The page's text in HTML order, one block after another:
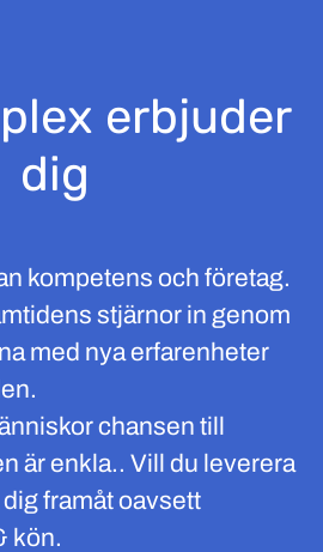
erbjuder
dig
kompetens och företag.
stjärnor in genom
med nya erfarenheter
chansen till
är enkla.. Vill du leverera
framåt oavsett
kön.